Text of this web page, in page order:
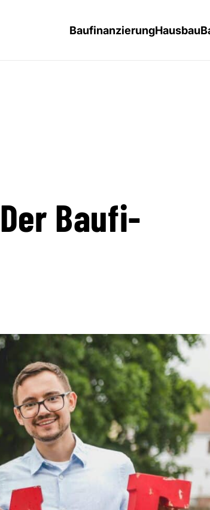
BaufinanzierungHausbau
Baufi-